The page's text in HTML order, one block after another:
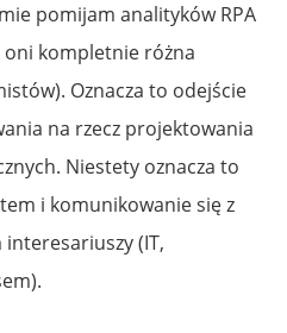
pomijam analityków RPA
kompletnie różna
Oznacza to odejście
na rzecz projektowania
Niestety oznacza to
i komunikowanie się z
(IT,